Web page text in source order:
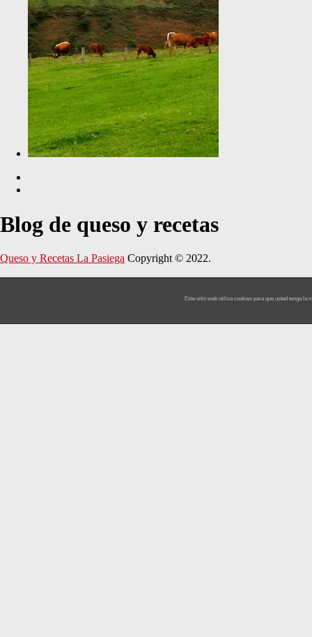
Blog de queso y recetas
Queso y Recetas La Pasiega Copyright © 2022.
Este sitio web utiliza cookies para que usted tenga la